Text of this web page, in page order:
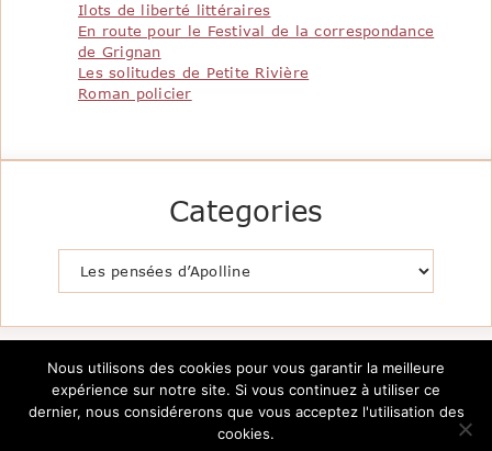
Ilots de liberté littéraires
En route pour le Festival de la correspondance
de Grignan
Les solitudes de Petite Rivière
Roman policier
Categories
Nous utilisons des cookies pour vous garantir la meilleure
expérience sur notre site. Si vous continuez à utiliser ce
dernier, nous considérerons que vous acceptez l'utilisation des
cookies.